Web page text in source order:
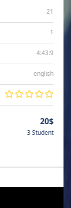
21
1
4:43:9
english
20$
3 Student